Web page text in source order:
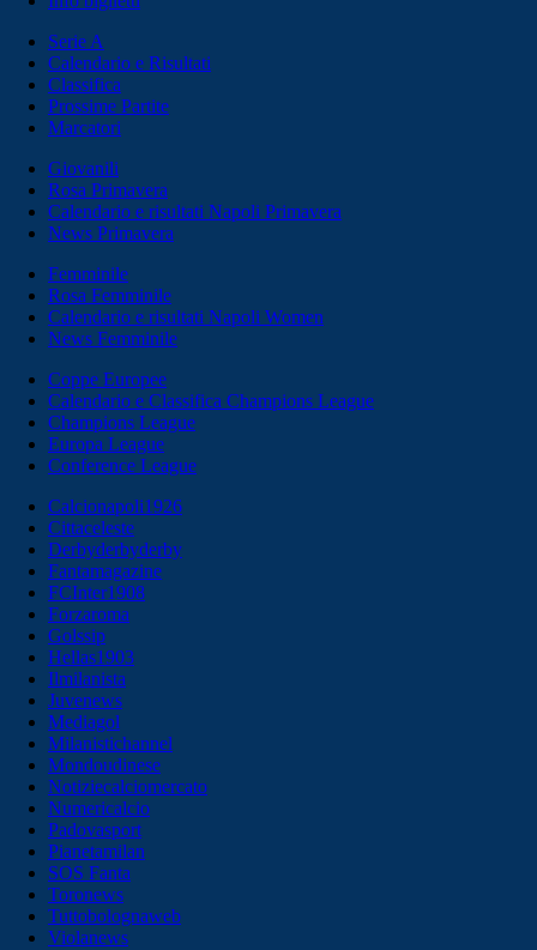
Serie A
Calendario e Risultati
Classifica
Prossime Partite
Marcatori
Giovanili
Rosa Primavera
Calendario e risultati Napoli Primavera
News Primavera
Femminile
Rosa Femminile
Calendario e risultati Napoli Women
News Femminile
Coppe Europee
Calendario e Classifica Champions League
Champions League
Europa League
Conference League
Calcionapoli1926
Cittaceleste
Derbyderbyderby
Fantamagazine
FCInter1908
Forzaroma
Golssip
Hellas1903
Ilmilanista
Juvenews
Mediagol
Milanistichannel
Mondoudinese
Notiziecalciomercato
Numericalcio
Padovasport
Pianetamilan
SOS Fanta
Toronews
Tuttobolognaweb
Violanews